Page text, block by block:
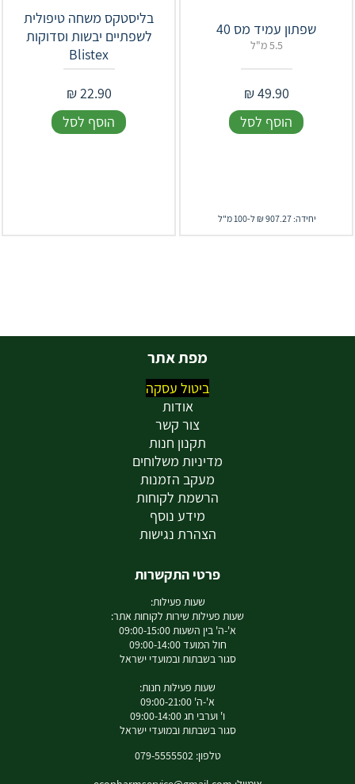
שפתון עמיד מס 40
5.5 מ"ל
49.90
₪
הוסף לסל
יחידה: 907.27 ₪ ל-100 מ"ל
בליסטקס משחה טיפולית
לשפתיים יבשות וסדוקות
Blistex
22.90
₪
הוסף לסל
מפת אתר
ביטול עסקה
אודות
צור קשר
תקנון חנות
מדיניות משלוחים
מעקב הזמנות
הרשמת לקוחות
מידע נוסף
הצהרת נגישות
פרטי התקשרות
שעות פעילות:
שעות פעילות שירות לקוחות אתר:
א'-ה' בין השעות 09:00-15:00
חול המועד 09:00-14:00
סגור בשבתות ובמועדי ישראל
שעות פעילות חנות:
א'-ה' 09:00-21:00
ו' וערבי חג 09:00-14:00
סגור בשבתות ובמועדי ישראל
טלפון: 079-5555502